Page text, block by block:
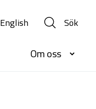
English Sök
Om oss